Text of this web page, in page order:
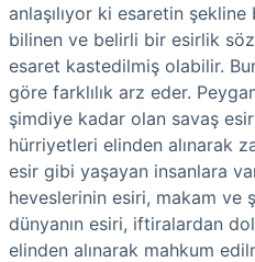
anlaşılıyor ki esaretin şekline
bilinen ve belirli bir esirlik
esaret kastedilmiş olabilir.
göre farklılık arz eder.
şimdiye kadar olan savaş
hürriyetleri elinden alınarak
esir gibi yaşayan insanlara
heveslerinin esiri, makam ve
dünyanın esiri, iftiralardan
elinden alınarak mahkum